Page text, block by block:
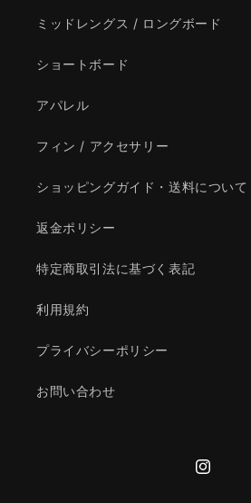
ミッドレングス / ロングボード
ショートボード
アパレル
フィン / アクセサリー
ショッピングガイド・送料について
返金ポリシー
特定商取引法に基づく表記
利用規約
プライバシーポリシー
お問い合わせ
Instagram